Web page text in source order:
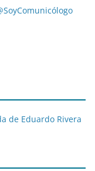
de Eduardo Rivera